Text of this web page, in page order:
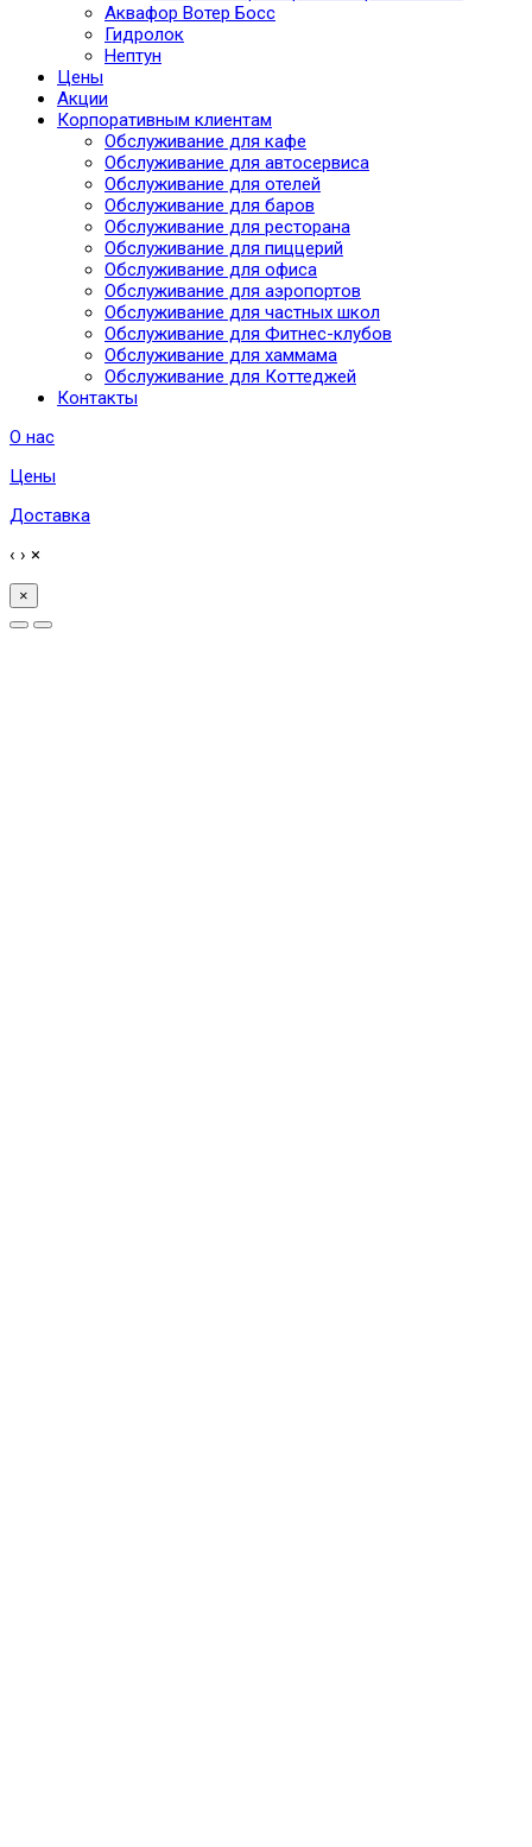
Аквафор Вотер Босс
Гидролок
Нептун
Цены
Акции
Корпоративным клиентам
Обслуживание для кафе
Обслуживание для автосервиса
Обслуживание для отелей
Обслуживание для баров
Обслуживание для ресторана
Обслуживание для пиццерий
Обслуживание для офиса
Обслуживание для аэропортов
Обслуживание для частных школ
Обслуживание для Фитнес-клубов
Обслуживание для хаммама
Обслуживание для Коттеджей
Контакты
О нас
Цены
Доставка
‹ › ×
×